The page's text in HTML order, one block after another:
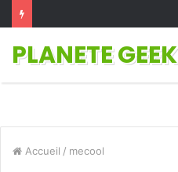
PLANETE GEEK
Accueil / mecool